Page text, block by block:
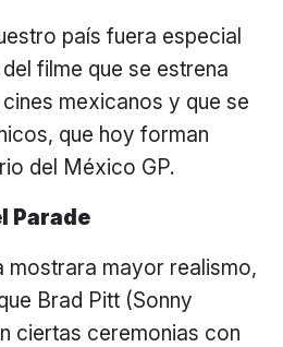
país fuera especial
filme que se estrena
mexicanos y que se
que hoy forman
del México GP.
Parade
mostrara mayor realismo,
Brad Pitt (Sonny
ciertas ceremonias con